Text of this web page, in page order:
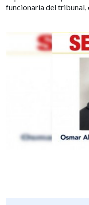
funcionaria del tribunal,